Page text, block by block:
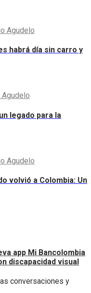
Agudelo
habrá día sin carro y
legado para la
Agudelo
volvió a Colombia: Un
app Mi Bancolombia
discapacidad visual
conversaciones y